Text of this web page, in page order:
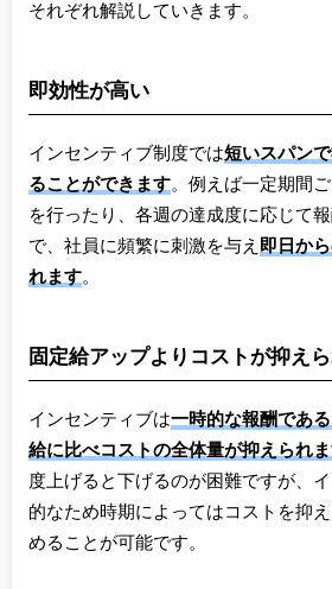
それぞれ解説していきます。
即効性が高い
インセンティブ制度では短いスパン
ることができます。例えば一定期間
を行ったり、各週の達成度に応じて
で、社員に頻繁に刺激を与え 即日か
れます。
固定給アップよりコストが抑え
インセンティブは一時的な報酬であ
給に比べコストの全体量が抑えられ
度上げると下げるのが困難ですが、
的なため時期によってはコストを抑
めることが可能です。